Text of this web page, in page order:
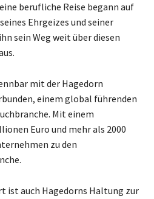
berufliche Reise begann auf
Ehrgeizes und seiner
sein Weg weit über diesen
mit der Hagedorn
einem global führenden
Mit einem
Euro und mehr als 2000
zu den
ist auch Hagedorns Haltung zur